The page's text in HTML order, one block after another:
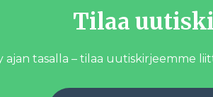
Tilaa
ajan tasalla – tilaa uutiskirjeemme